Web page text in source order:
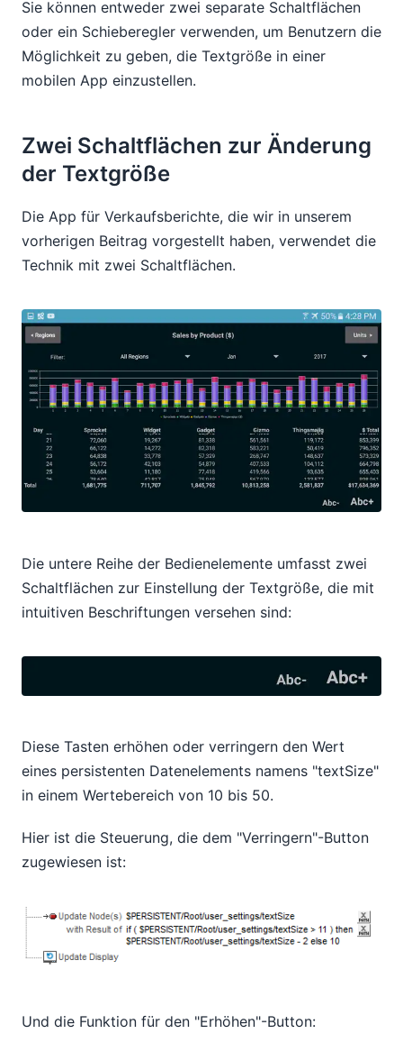
Sie können entweder zwei separate Schaltflächen
oder ein Schieberegler verwenden, um Benutzern die
Möglichkeit zu geben, die Textgröße in einer
mobilen App einzustellen.
Zwei Schaltflächen zur Änderung
der Textgröße
Die App für Verkaufsberichte, die wir in unserem
vorherigen Beitrag vorgestellt haben, verwendet die
Technik mit zwei Schaltflächen.
Die untere Reihe der Bedienelemente umfasst zwei
Schaltflächen zur Einstellung der Textgröße, die mit
intuitiven Beschriftungen versehen sind:
Diese Tasten erhöhen oder verringern den Wert
eines persistenten Datenelements namens "textSize"
in einem Wertebereich von 10 bis 50.
Hier ist die Steuerung, die dem "Verringern"-Button
zugewiesen ist:
Und die Funktion für den "Erhöhen"-Button: